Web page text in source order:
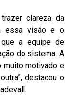
clareza da
essa visão e o
a equipe de
do sistema. A
muito motivado e
destacou o